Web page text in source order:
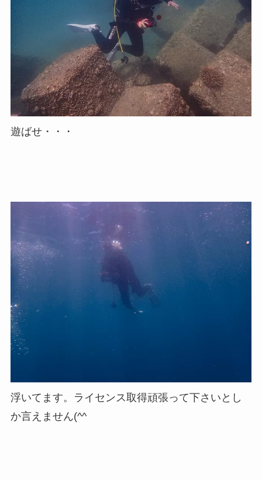
遊ばせ・・・
浮いてます。ライセンス取得頑張って下さいとし
か言えません(^^ゞ